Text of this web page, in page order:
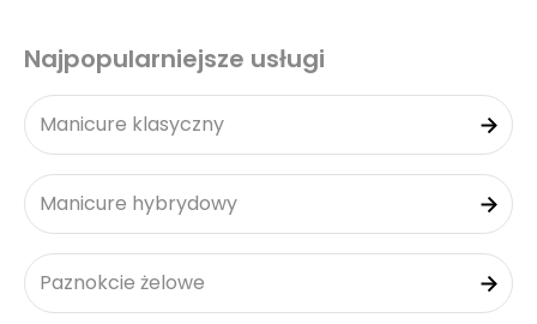
Najpopularniejsze usługi
Manicure klasyczny
Manicure hybrydowy
Paznokcie żelowe